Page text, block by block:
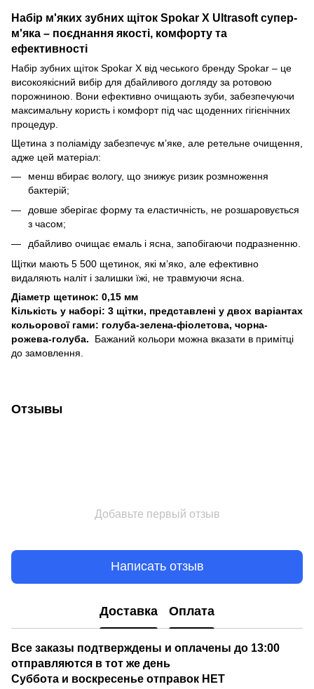
Набір м'яких зубних щіток Spokar X Ultrasoft супер-
м'яка – поєднання якості, комфорту та
ефективності
Набір зубних щіток Spokar X від чеського бренду Spokar – це
високоякісний вибір для дбайливого догляду за ротовою
порожниною. Вони ефективно очищають зуби, забезпечуючи
максимальну користь і комфорт під час щоденних гігієнічних
процедур.
Щетина з поліаміду забезпечує м’яке, але ретельне очищення,
адже цей матеріал:
менш вбирає вологу, що знижує ризик розмноження
бактерій;
довше зберігає форму та еластичність, не розшаровується
з часом;
дбайливо очищає емаль і ясна, запобігаючи подразненню.
Щітки мають 5 500 щетинок, які м’яко, але ефективно
видаляють наліт і залишки їжі, не травмуючи ясна.
Діаметр щетинок: 0,15 мм
Кількість у наборі: 3 щітки, представлені у двох варіантах
кольорової гами: голуба-зелена-фіолетова, чорна-
рожева-голуба. Бажаний кольори можна вказати в примітці
до замовлення.
Отзывы
Добавьте первый отзыв
Написать отзыв
Доставка Оплата
Все заказы подтверждены и оплачены до 13:00
отправляются в тот же день
Суббота и воскресенье отправок НЕТ